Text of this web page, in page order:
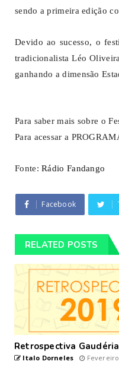
sendo a primeira edição
Devido ao sucesso, o
tradicionalista Léo
ganhando a dimensão
Para saber mais sobre o
Para acessar a
Fonte:Rádio Fandango
Facebook
RELATED POSTS
Retrospectiva
Italo Dorneles Fevereiro